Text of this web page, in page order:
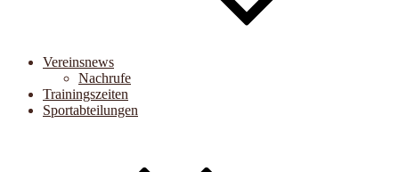
Vereinsnews
Nachrufe
Trainingszeiten
Sportabteilungen